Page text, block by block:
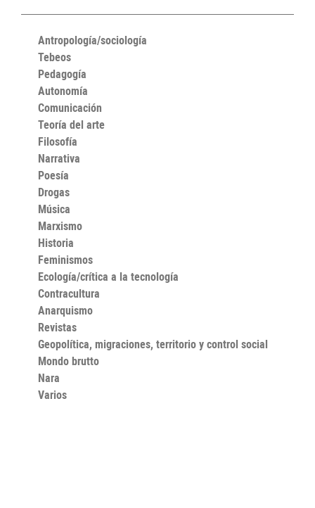
Antropología/sociología
Tebeos
Pedagogía
Autonomía
Comunicación
Teoría del arte
Filosofía
Narrativa
Poesía
Drogas
Música
Marxismo
Historia
Feminismos
Ecología/crítica a la tecnología
Contracultura
Anarquismo
Revistas
Geopolítica, migraciones, territorio y control social
Mondo brutto
Nara
Varios